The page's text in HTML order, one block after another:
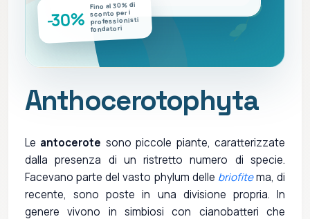
-30%
Fino al 30% di
sconto per i
professionisti
fondatori
Anthocerotophyta
Le antocerote sono piccole piante, caratterizzate
dalla presenza di un ristretto numero di specie.
Facevano parte del vasto phylum delle briofitema, di
recente, sono poste in una divisione propria. In
genere vivono in simbiosi con cianobatteri che